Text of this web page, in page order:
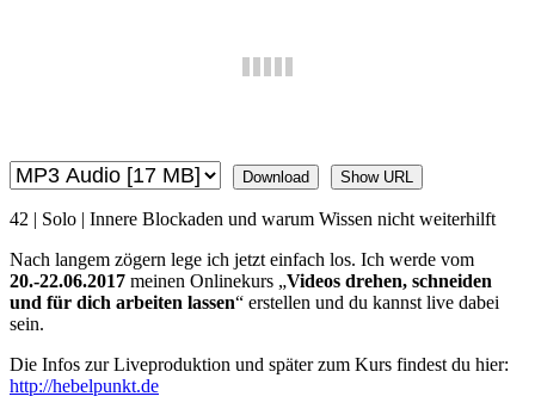
Download Show URL
42 | Solo | Innere Blockaden und warum Wissen nicht weiterhilft
Nach langem zögern lege ich jetzt einfach los. Ich werde vom
20.-22.06.2017 meinen Onlinekurs „Videos drehen, schneiden
und für dich arbeiten lassen“ erstellen und du kannst live dabei
sein.
Die Infos zur Liveproduktion und später zum Kurs findest du hier:
http://hebelpunkt.de